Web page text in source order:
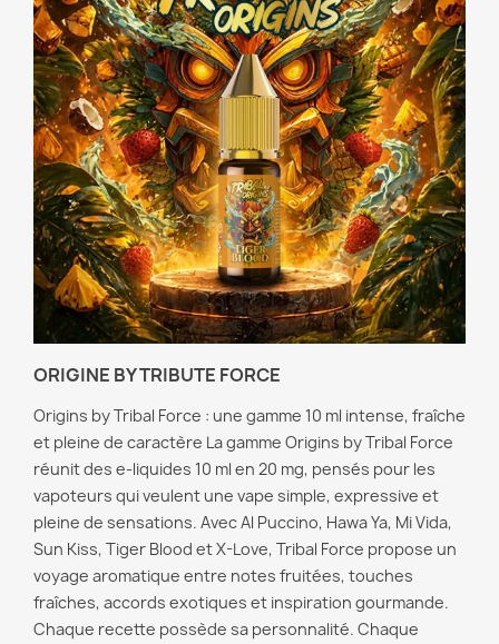
ORIGINE BY TRIBUTE FORCE
Origins by Tribal Force : une gamme 10 ml intense, fraîche
et pleine de caractère La gamme Origins by Tribal Force
réunit des e-liquides 10 ml en 20 mg, pensés pour les
vapoteurs qui veulent une vape simple, expressive et
pleine de sensations. Avec Al Puccino, Hawa Ya, Mi Vida,
Sun Kiss, Tiger Blood et X-Love, Tribal Force propose un
voyage aromatique entre notes fruitées, touches
fraîches, accords exotiques et inspiration gourmande.
Chaque recette possède sa personnalité. Chaque